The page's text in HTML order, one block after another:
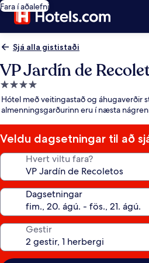
Fara í aðalefni
Sjá alla gististaði
VP Jardín de
4.0
stjörnu
gististaður
Hótel með veitingastað og áhugaverðir
almenningsgarðurinn eru í næsta
Veldu dagsetningar til að
Hvert viltu fara?
Dagsetningar
Gestir